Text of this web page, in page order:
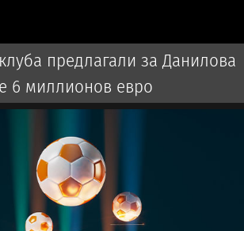
предлагали за Данилова
6 миллионов евро